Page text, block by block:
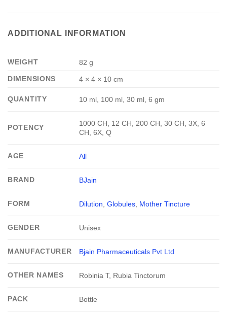
ADDITIONAL INFORMATION
WEIGHT
82 g
DIMENSIONS
4 × 4 × 10 cm
QUANTITY 10 ml, 100 ml, 30 ml, 6 gm
POTENCY
1000 CH, 12 CH, 200 CH, 30 CH, 3X, 6
CH, 6X, Q
AGE All
BRAND BJain
FORM Dilution,Globules, Mother Tincture
GENDER Unisex
MANUFACTURER Bjain Pharmaceuticals Pvt Ltd
OTHER NAMES Robinia T, Rubia Tinctorum
PACK Bottle